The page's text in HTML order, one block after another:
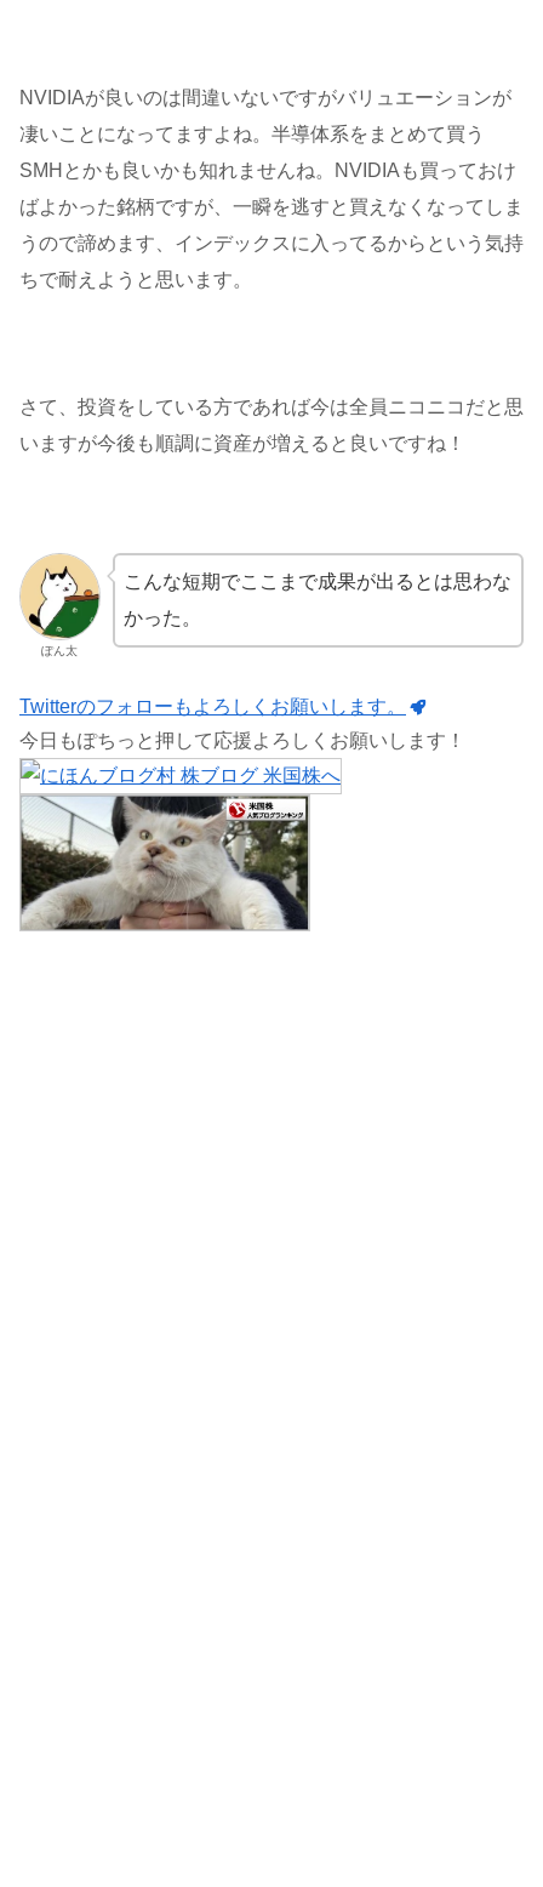
NVIDIAが良いのは間違いないですがバリュエーションが
凄いことになってますよね。半導体系をまとめて買う
SMHとかも良いかも知れませんね。NVIDIAも買っておけ
ばよかった銘柄ですが、一瞬を逃すと買えなくなってしま
うので諦めます、インデックスに入ってるからという気持
ちで耐えようと思います。
さて、投資をしている方であれば今は全員ニコニコだと思
いますが今後も順調に資産が増えると良いですね！
ぽん太
こんな短期でここまで成果が出るとは思わな
かった。
Twitterのフォローもよろしくお願いします。
今日もぽちっと押して応援よろしくお願いします！